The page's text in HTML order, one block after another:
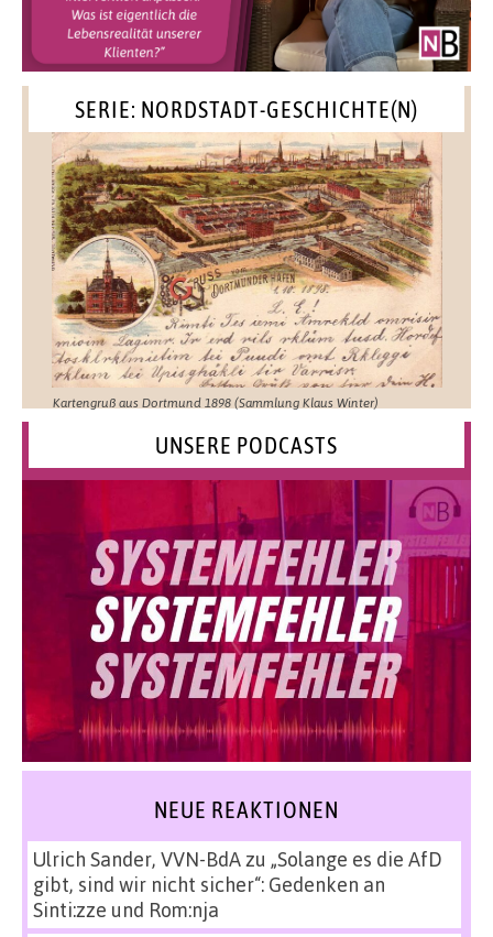
SERIE: NORDSTADT-GESCHICHTE(N)
Kartengruß aus Dortmund 1898 (Sammlung Klaus Winter)
UNSERE PODCASTS
NEUE REAKTIONEN
Ulrich Sander, VVN-BdAzu „Solange es die AfD
gibt, sind wir nicht sicher“: Gedenken an
Sinti:zze und Rom:nja